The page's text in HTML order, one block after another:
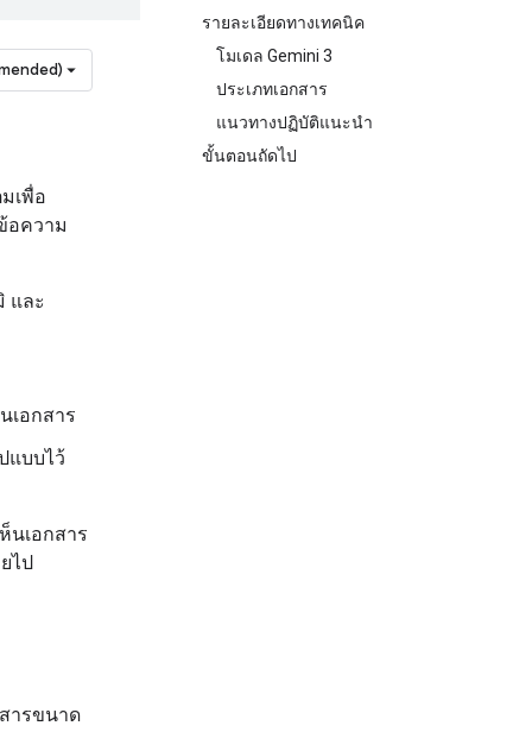
รายละเอียดทางเทคนิค
โมเดล Gemini 3
ประเภทเอกสาร
แนวทางปฏิบัติแนะนำ
ขั้นตอนถัดไป
เพื่อ
อความ
และ
เอกสาร
แบบไว้
นเอกสาร
ไป
ารขนาด